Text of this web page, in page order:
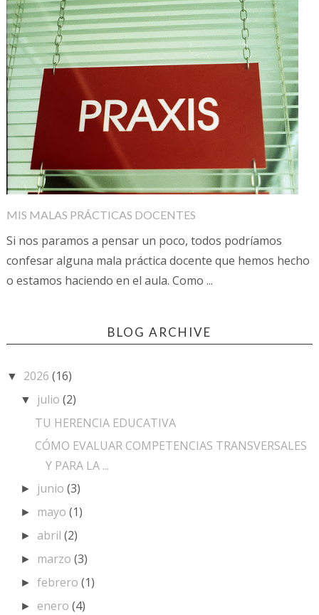
MIS MALAS PRÁCTICAS DOCENTES
Si nos paramos a pensar un poco, todos podríamos
confesar alguna mala práctica docente que hemos hecho
o estamos haciendo en el aula. Como ...
BLOG ARCHIVE
▼ 2026 (16)
▼ julio(2)
TU HERENCIA EDUCATIVA
CÓMO EVALUAR COMPETENCIAS TRANSVERSALES
Y PARA LA ...
► junio(3)
► mayo(1)
► abril(2)
► marzo(3)
►febrero(1)
► enero(4)